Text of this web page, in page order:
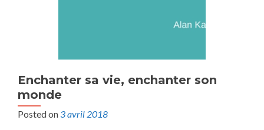
Enchanter sa vie, enchanter son
monde
Posted on 3 avril 2018